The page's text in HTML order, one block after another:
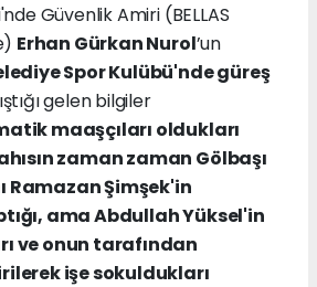
Güvenlik Amiri (BELLAS
Erhan Gürkan Nurol’un
Spor Kulübü'nde güreş
gelen bilgiler
maaşçıları oldukları
zaman zaman Gölbaşı
Ramazan Şimşek'in
ama Abdullah Yüksel'in
ve onun tarafından
işe sokuldukları